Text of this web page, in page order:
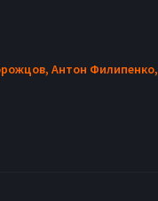
Антон Филипенко,